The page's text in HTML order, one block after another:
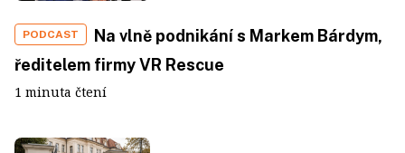
PODCAST
Na vlně podnikání s Markem Bárdym,
ředitelem firmy VR Rescue
1 minuta čtení